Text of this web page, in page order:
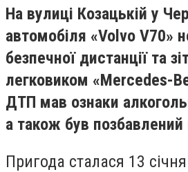
На вулиці Козацькій у
автомобіля «Volvo V70»
безпечної дистанції та
легковиком «Mercedes-
ДТП мав ознаки
а також був
Пригода сталася 13